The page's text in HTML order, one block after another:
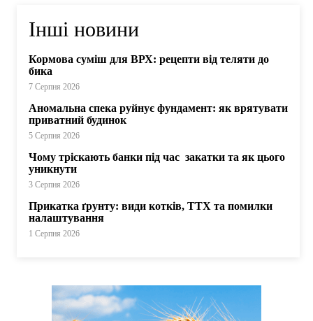
Інші новини
Кормова суміш для ВРХ: рецепти від теляти до
бика
7 Серпня 2026
Аномальна спека руйнує фундамент: як врятувати
приватний будинок
5 Серпня 2026
Чому тріскають банки під час закатки та як цього
уникнути
3 Серпня 2026
Прикатка ґрунту: види котків, ТТХ та помилки
налаштування
1 Серпня 2026